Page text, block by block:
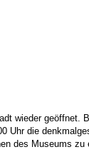
wieder geöffnet.
Uhr die
des Museums zu